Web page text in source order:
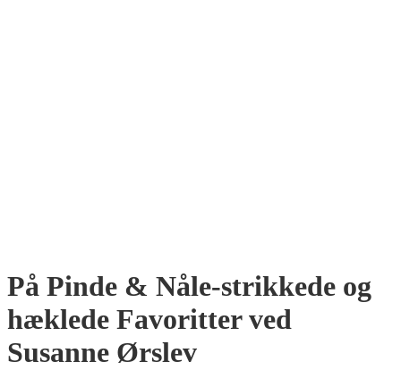
På Pinde & Nåle-strikkede og
hæklede Favoritter ved
Susanne Ørslev